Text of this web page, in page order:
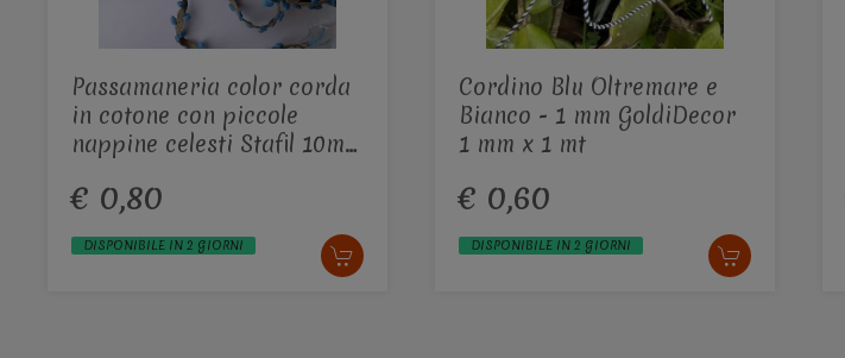
Passamaneria color corda
in cotone con piccole
nappine celesti Stafil 10mm
€ 0,80
DISPONIBILE IN 2 GIORNI
Cordino Blu Oltremare e
Bianco - 1 mm GoldiDecor
1 mm x 1 mt
€ 0,60
DISPONIBILE IN 2 GIORNI